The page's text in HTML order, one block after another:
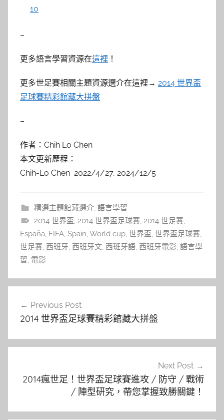
10
–
更多語言學習資源在這裡 ！
更多世足賽相關主題資源選介在這裡→ 2014 世界盃
足球賽精彩館藏大拼盤
–
作者：Chih Lo Chen
本文更新歷程：
Chih-Lo Chen 2022/4/27, 2024/12/5
精選主題館藏選介, 語言學習
2014 世界盃, 2014 世界盃足球賽, 2014 世足賽,
España, FIFA, Spain,World cup, 世界盃, 世界盃足球賽,
世足賽, 西班牙, 西班牙文, 西班牙語, 西班牙電影, 語言學
習, 電影
覽
Previous Post
2014 世界盃足球賽精彩館藏大拼盤
Next Post
2014瘋世足！世界盃足球賽進攻 / 防守 / 戰術
/ 陣型研究，帶您掌握致勝關鍵！